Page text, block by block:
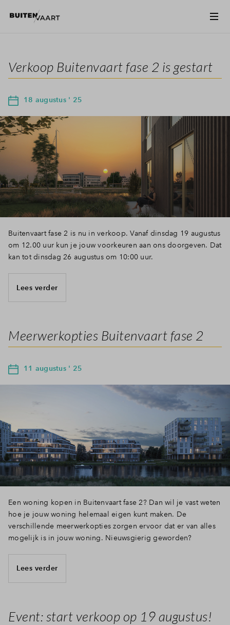
Inloggen
Verkoop Buitenvaart fase 2 is gestart
18 augustus ' 25
Buitenvaart fase 2 is nu in verkoop. Vanaf dinsdag 19 augustus
om 12.00 uur kun je jouw voorkeuren aan ons doorgeven. Dat
kan tot dinsdag 26 augustus om 10:00 uur.
Lees verder
Meerwerkopties Buitenvaart fase 2
11 augustus ' 25
Een woning kopen in Buitenvaart fase 2? Dan wil je vast weten
hoe je jouw woning helemaal eigen kunt maken. De
verschillende meerwerkopties zorgen ervoor dat er van alles
mogelijk is in jouw woning. Nieuwsgierig geworden?
Lees verder
Event: start verkoop op 19 augustus!